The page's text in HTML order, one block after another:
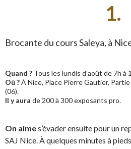
1.
Brocante du cours Saleya, à
Quand ? Tous les lundis d’août de 7h à
Où ?À Nice, Place Pierre Gautier,
(06).
Il y aura de 200 à 300 exposants pro.
On aimes’évader ensuite pour un
SAJ Nice. À quelques minutes à